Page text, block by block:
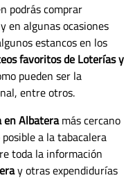
podrás comprar
en algunas ocasiones
estancos en los
favoritos de Loterías y
pueden ser la
entre otros.
en Albateramás cercano
a la tabacalera
toda la información
y otras expendidurías